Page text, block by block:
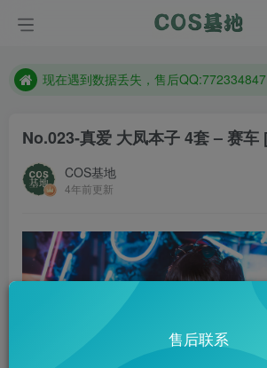
现在遇到数据丢失，售后QQ:772334847
防失联：百度搜索《趣画刊》，实时查看
No.023-真爱 大凤本子 4套 – 赛车
COS基地
4年前更新
售后联系